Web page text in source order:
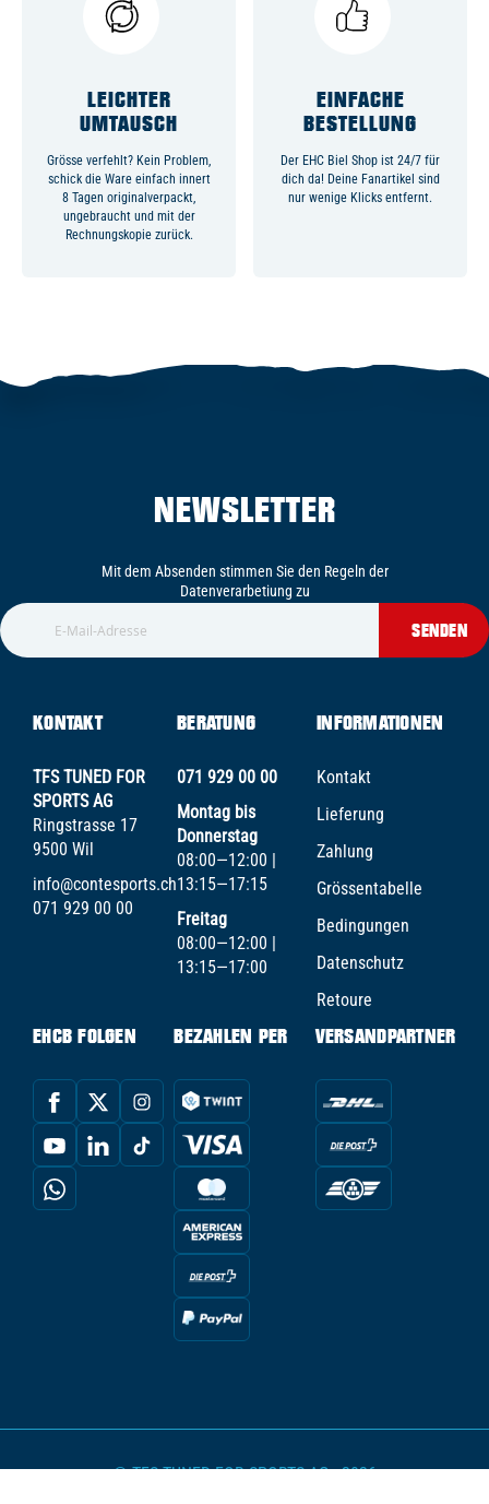
LEICHTER
UMTAUSCH
Grösse verfehlt? Kein Problem,
schick die Ware einfach innert
8 Tagen originalverpackt,
ungebraucht und mit der
Rechnungskopie zurück.
EINFACHE
BESTELLUNG
Der EHC Biel Shop ist 24/7 für
dich da! Deine Fanartikel sind
nur wenige Klicks entfernt.
NEWSLETTER
Mit dem Absenden stimmen Sie den Regeln der
Datenverarbetiung zu
SENDEN
KONTAKT
TFS TUNED FOR
SPORTS AG
Ringstrasse 17
9500 Wil
info@contesports.ch
071 929 00 00
BERATUNG
071 929 00 00
Montag bis
Donnerstag
08:00—12:00 |
13:15—17:15
Freitag
08:00—12:00 |
13:15—17:00
INFORMATIONEN
Kontakt
Lieferung
Zahlung
Grössentabelle
Bedingungen
Datenschutz
Retoure
EHCB FOLGEN BEZAHLEN PER VERSANDPARTNER
© TFS TUNED FOR SPORTS AG - 2026